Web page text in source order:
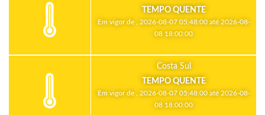
TEMPO QUENTE
Em vigor de , 2026-08-07 05:48:00 até 2026-08-
08 18:00:00
Costa Sul
TEMPO QUENTE
Em vigor de , 2026-08-07 05:48:00 até 2026-08-
08 18:00:00